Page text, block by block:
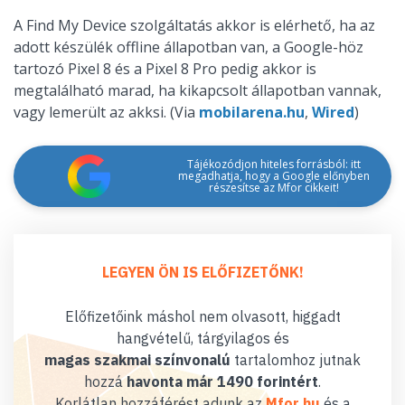
A Find My Device szolgáltatás akkor is elérhető, ha az
adott készülék offline állapotban van, a Google-höz
tartozó Pixel 8 és a Pixel 8 Pro pedig akkor is
megtalálható marad, ha kikapcsolt állapotban vannak,
vagy lemerült az akksi. (Via mobilarena.hu, Wired)
Tájékozódjon hiteles forrásból: itt
megadhatja, hogy a Google előnyben
részesítse az Mfor cikkeit!
LEGYEN ÖN IS ELŐFIZETŐNK!
Előfizetőink máshol nem olvasott, higgadt
hangvételű, tárgyilagos és
magas szakmai színvonalú tartalomhoz jutnak
hozzáhavonta már 1490 forintért.